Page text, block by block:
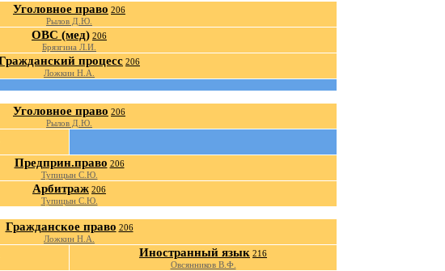
Уголовное право 206
Рылов Д.Ю.
ОВС (мед) 206
Брязгина Л.И.
процесс 206
Ложкин Н.А.
Уголовное право 206
Рылов Д.Ю.
Предприн.право 206
Тупицын С.Ю.
Арбитраж 206
Тупицын С.Ю.
Гражданское право 206
Ложкин Н.А.
Иностранный язык 216
Овсянников В.Ф.